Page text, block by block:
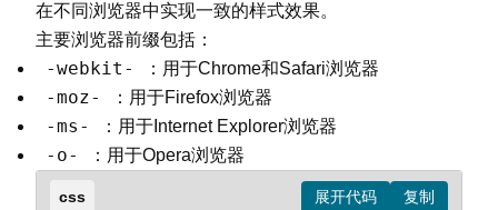
在不同浏览器中实现一致的样式效果。
主要浏览器前缀包括：
-webkit- ：用于Chrome和Safari浏览器
-moz- ：用于Firefox浏览器
-ms- ：用于Internet Explorer浏览器
-o- ：用于Opera浏览器
css